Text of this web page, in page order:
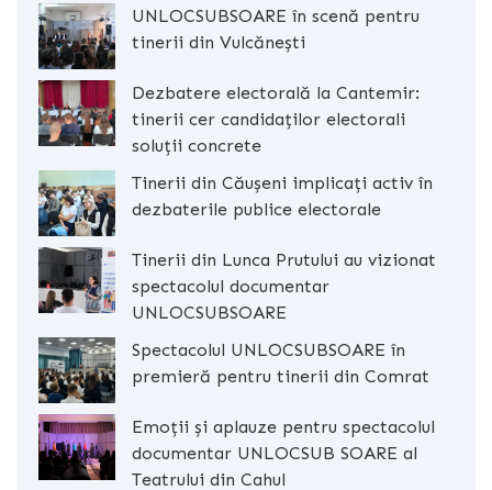
UNLOCSUBSOARE în scenă pentru
tinerii din Vulcănești
Dezbatere electorală la Cantemir:
tinerii cer candidaților electorali
soluții concrete
Tinerii din Căușeni implicați activ în
dezbaterile publice electorale
Tinerii din Lunca Prutului au vizionat
spectacolul documentar
UNLOCSUBSOARE
Spectacolul UNLOCSUBSOARE în
premieră pentru tinerii din Comrat
Emoții și aplauze pentru spectacolul
documentar UNLOCSUB SOARE al
Teatrului din Cahul